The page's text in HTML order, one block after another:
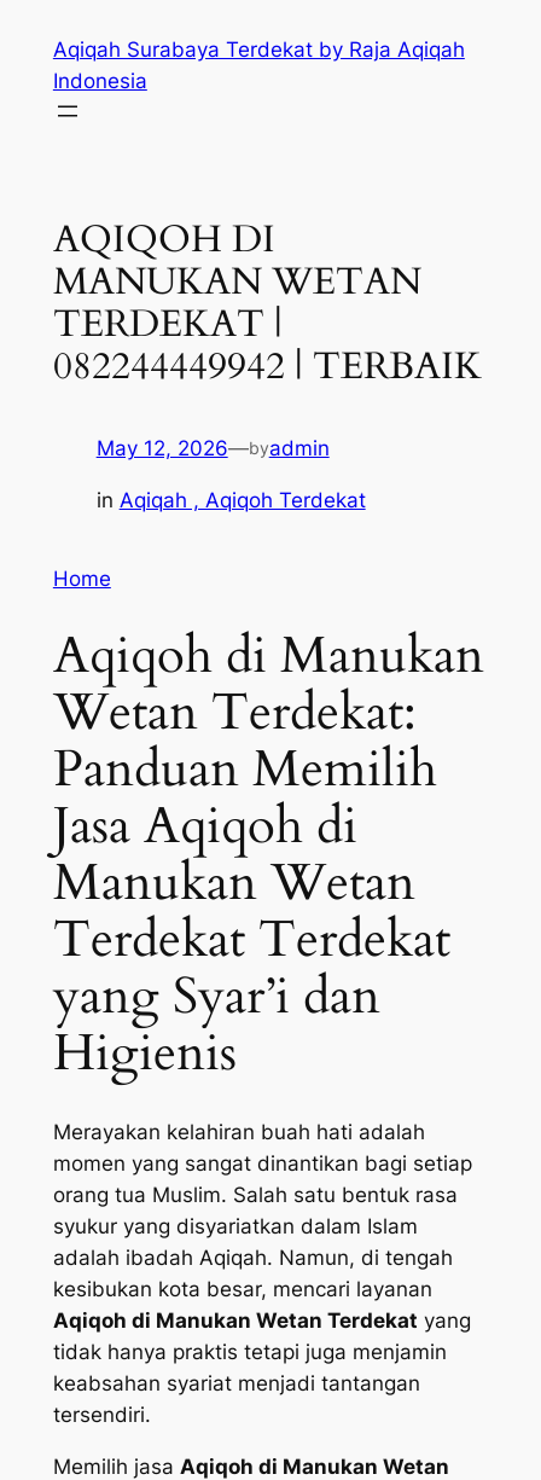
content
Aqiqah Surabaya Terdekat by Raja Aqiqah
Indonesia
AQIQOH DI
MANUKAN WETAN
TERDEKAT |
082244449942 | TERBAIK
May 12, 2026—byadmin
in Aqiqah , Aqiqoh Terdekat
Home
Aqiqoh di Manukan
Wetan Terdekat:
Panduan Memilih
Jasa Aqiqoh di
Manukan Wetan
Terdekat Terdekat
yang Syar’i dan
Higienis
Merayakan kelahiran buah hati adalah
momen yang sangat dinantikan bagi setiap
orang tua Muslim. Salah satu bentuk rasa
syukur yang disyariatkan dalam Islam
adalah ibadah Aqiqah. Namun, di tengah
kesibukan kota besar, mencari layanan
Aqiqoh di Manukan Wetan Terdekat yang
tidak hanya praktis tetapi juga menjamin
keabsahan syariat menjadi tantangan
tersendiri.
Memilih jasa Aqiqoh di Manukan Wetan